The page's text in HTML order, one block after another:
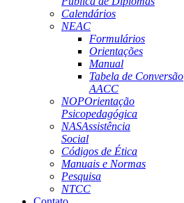
Calendários
NEAC
Formulários
Orientações
Manual
Tabela de Conversão
AACC
NOPOrientação
Psicopedagógica
NASAssistência
Social
Códigos de Ética
Manuais e Normas
Pesquisa
NTCC